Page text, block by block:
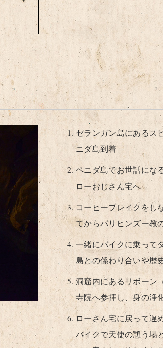
セランガン島にあるス
ニダ島到着
ペニダ島でお世話にな
ローおじさん宅へ
コーヒーブレイクをし
てからバリヒンズー教
一緒にバイクに乗っ
島との係わり合いや歴
洞窟内にあるリボーン
寺院へ参拝し、身の浄
ローさん宅に戻って遅
バイクで天使の憩う場